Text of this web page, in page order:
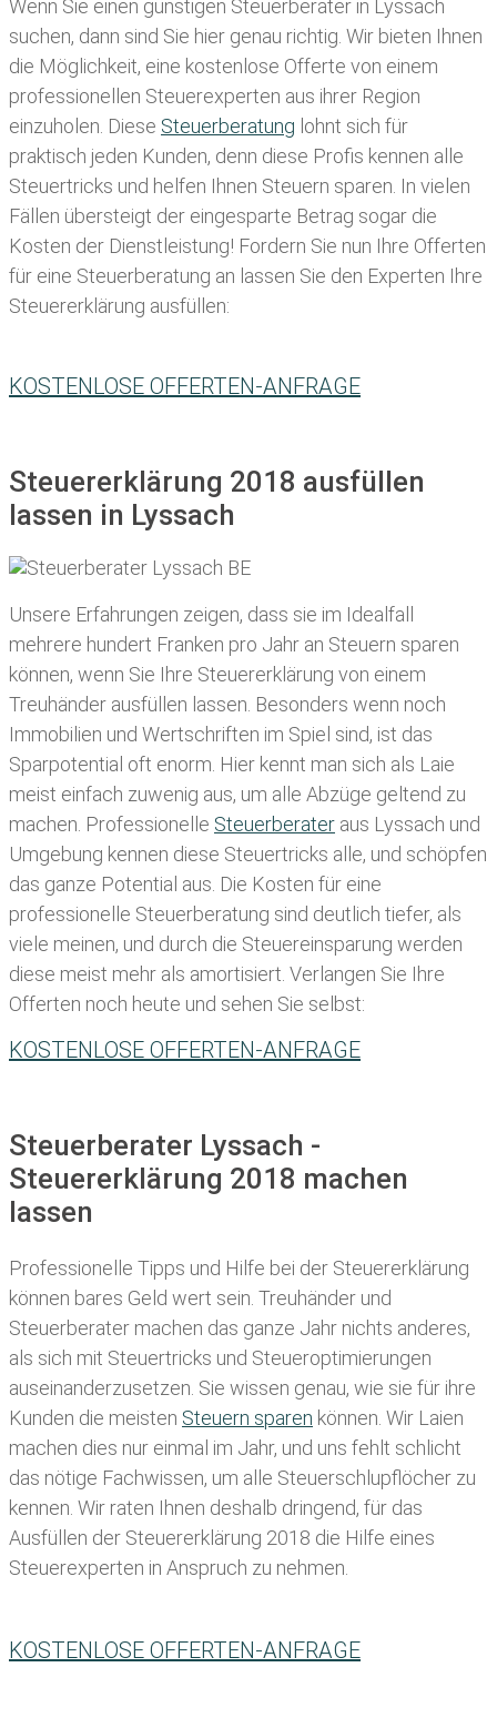
Wenn Sie einen günstigen Steuerberater in Lyssach
suchen, dann sind Sie hier genau richtig. Wir bieten Ihnen
die Möglichkeit, eine kostenlose Offerte von einem
professionellen Steuerexperten aus ihrer Region
einzuholen. Diese Steuerberatung lohnt sich für
praktisch jeden Kunden, denn diese Profis kennen alle
Steuertricks und helfen Ihnen Steuern sparen. In vielen
Fällen übersteigt der eingesparte Betrag sogar die
Kosten der Dienstleistung! Fordern Sie nun Ihre Offerten
für eine Steuerberatung an lassen Sie den Experten Ihre
Steuererklärung ausfüllen:
KOSTENLOSE OFFERTEN-ANFRAGE
Steuererklärung 2018 ausfüllen
lassen in Lyssach
Unsere Erfahrungen zeigen, dass sie im Idealfall
mehrere hundert Franken pro Jahr an Steuern sparen
können, wenn Sie Ihre Steuererklärung von einem
Treuhänder ausfüllen lassen . Besonders wenn noch
Immobilien und Wertschriften im Spiel sind, ist das
Sparpotential oft enorm. Hier kennt man sich als Laie
meist einfach zuwenig aus, um alle Abzüge geltend zu
machen. Professionelle Steuerberater aus Lyssach und
Umgebung kennen diese Steuertricks alle, und schöpfen
das ganze Potential aus. Die Kosten für eine
professionelle Steuerberatung sind deutlich tiefer, als
viele meinen, und durch die Steuereinsparung werden
diese meist mehr als amortisiert. Verlangen Sie Ihre
Offerten noch heute und sehen Sie selbst:
KOSTENLOSE OFFERTEN-ANFRAGE
Steuerberater Lyssach -
Steuererklärung 2018 machen
lassen
Professionelle Tipps und Hilfe bei der Steuererklärung
können bares Geld wert sein. Treuhänder und
Steuerberater machen das ganze Jahr nichts anderes,
als sich mit Steuertricks und Steueroptimierungen
auseinanderzusetzen. Sie wissen genau, wie sie für ihre
Kunden die meisten Steuern sparen können. Wir Laien
machen dies nur einmal im Jahr, und uns fehlt schlicht
das nötige Fachwissen, um alle Steuerschlupflöcher zu
kennen. Wir raten Ihnen deshalb dringend, für das
Ausfüllen der Steuererklärung 2018 die Hilfe eines
Steuerexperten in Anspruch zu nehmen.
KOSTENLOSE OFFERTEN-ANFRAGE